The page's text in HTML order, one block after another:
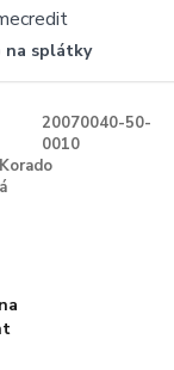
na splátky
20070040-50-
0010
Korado